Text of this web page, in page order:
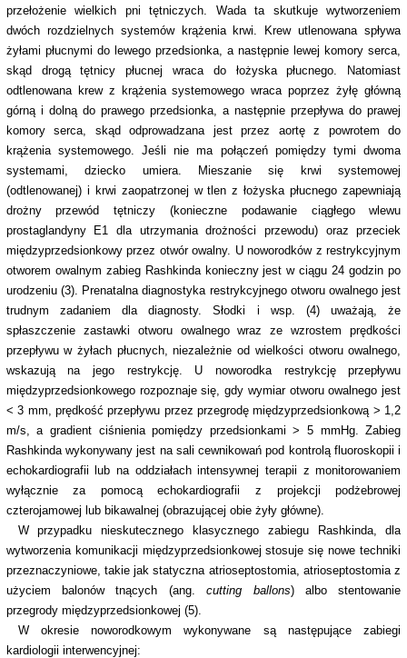
przełożenie wielkich pni tętniczych. Wada ta skutkuje wytworzeniem
dwóch rozdzielnych systemów krążenia krwi. Krew utlenowana spływa
żyłami płucnymi do lewego przedsionka, a następnie lewej komory serca,
skąd drogą tętnicy płucnej wraca do łożyska płucnego. Natomiast
odtlenowana krew z krążenia systemowego wraca poprzez żyłę główną
górną i dolną do prawego przedsionka, a następnie przepływa do prawej
komory serca, skąd odprowadzana jest przez aortę z powrotem do
krążenia systemowego. Jeśli nie ma połączeń pomiędzy tymi dwoma
systemami, dziecko umiera. Mieszanie się krwi systemowej
(odtlenowanej) i krwi zaopatrzonej w tlen z łożyska płucnego zapewniają
drożny przewód tętniczy (konieczne podawanie ciągłego wlewu
prostaglandyny E1 dla utrzymania drożności przewodu) oraz przeciek
międzyprzedsionkowy przez otwór owalny. U noworodków z restrykcyjnym
otworem owalnym zabieg Rashkinda konieczny jest w ciągu 24 godzin po
urodzeniu (3). Prenatalna diagnostyka restrykcyjnego otworu owalnego jest
trudnym zadaniem dla diagnosty. Słodki i wsp. (4) uważają, że
spłaszczenie zastawki otworu owalnego wraz ze wzrostem prędkości
przepływu w żyłach płucnych, niezależnie od wielkości otworu owalnego,
wskazują na jego restrykcję. U noworodka restrykcję przepływu
międzyprzedsionkowego rozpoznaje się, gdy wymiar otworu owalnego jest
< 3 mm, prędkość przepływu przez przegrodę międzyprzedsionkową > 1,2
m/s, a gradient ciśnienia pomiędzy przedsionkami > 5 mmHg. Zabieg
Rashkinda wykonywany jest na sali cewnikowań pod kontrolą fluoroskopii i
echokardiografii lub na oddziałach intensywnej terapii z monitorowaniem
wyłącznie za pomocą echokardiografii z projekcji podżebrowej
czterojamowej lub bikawalnej (obrazującej obie żyły główne).
W przypadku nieskutecznego klasycznego zabiegu Rashkinda, dla
wytworzenia komunikacji międzyprzedsionkowej stosuje się nowe techniki
przeznaczyniowe, takie jak statyczna atrioseptostomia, atrioseptostomia z
użyciem balonów tnących (ang.cutting ballons) albo stentowanie
przegrody międzyprzedsionkowej (5).
W okresie noworodkowym wykonywane są następujące zabiegi
kardiologii interwencyjnej: